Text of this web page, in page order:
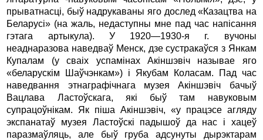
прыватнасці, быў надрукаваны яго дослед «Казацтва на
Беларусі» (на жаль, недаступны мне пад час напісання
гэтага артыкула). У 1920—1930-я г. вучоны
неаднаразова наведваў Менск, дзе сустракаўся з Янкам
Купалам (у сваіх успамінах Акіншэвіч называе яго
«беларускім Шаўчэнкам») і Якубам Коласам. Пад час
наведвання этнаграфічнага музея Акіншэвіч бачыў
Вацлава Ластоўскага, які быў там навуковым
супрацоўнікам. Як піша Акіншэвіч, «у працэсе агляду
экспанатаў музея Ластоўскі падышоў да нас і хацеў
паразмаўляць, але быў груба адсунуты дырэктарам